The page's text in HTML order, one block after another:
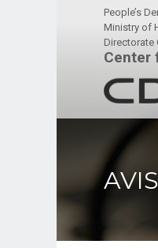
People’s
Ministry of
Directorate
Center